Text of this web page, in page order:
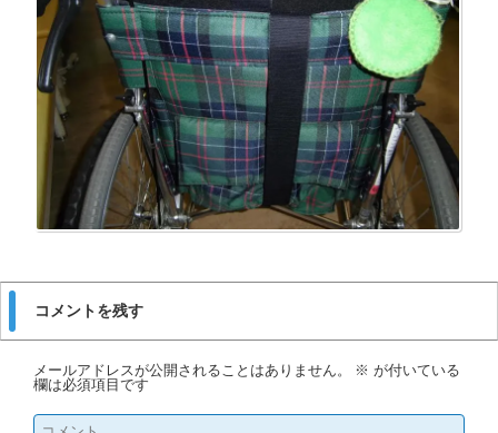
コメントを残す
メールアドレスが公開されることはありません。 ※ が付いている
欄は必須項目です